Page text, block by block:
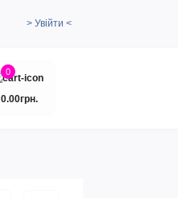
> Увійти <
0
0.00грн.